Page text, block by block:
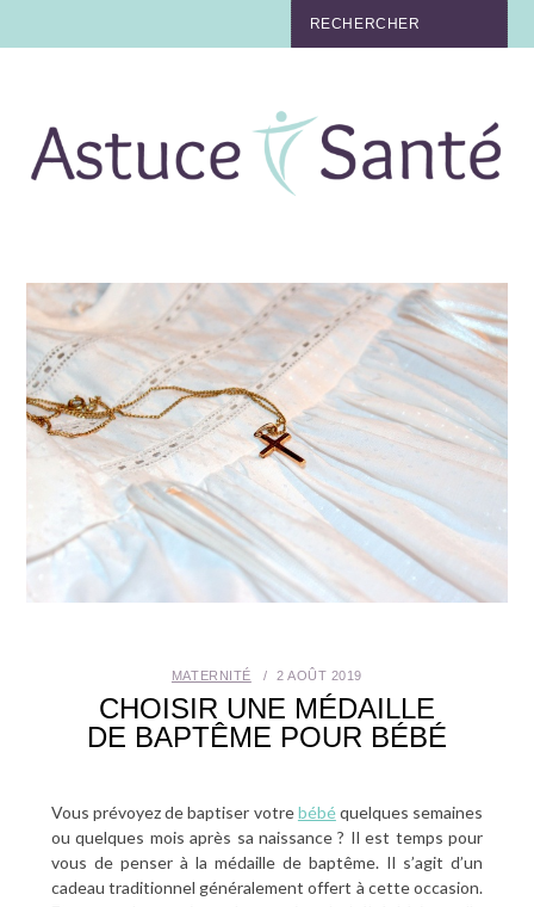
TABAC
NUTRITION
MÉDECINE
MÉDECINE DOUCE
SANTÉ BUCCO-DENTAIRE
CONTACT
MATERNITÉ 2 AOÛT 2019
CHOISIR UNE MÉDAILLE
DE BAPTÊME POUR BÉBÉ
Vous prévoyez de baptiser votrebébéquelques semaines
ou quelques mois après sa naissance ? Il est temps pour
vous de penser à la médaille de baptême. Il s’agit d’un
cadeau traditionnel généralement offert à cette occasion.